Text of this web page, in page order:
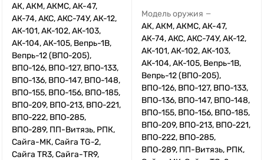
АК, АКМ, АКМС, АК-47,
АК-74, АКС, АКС-74У, АК-12,
АК-101, АК-102, АК-103,
АК-104, АК-105, Вепрь-1В,
Вепрь-12 (ВПО-205),
ВПО-126, ВПО-127, ВПО-133,
ВПО-136, ВПО-147, ВПО-148,
ВПО-155, ВПО-156, ВПО-185,
ВПО-209, ВПО-213, ВПО-221,
ВПО-222, ВПО-285,
ВПО-289, ПП-Витязь, РПК,
Сайга-МК, Сайга TG-2,
Сайга TR3, Сайга-TR9,
Модель оружия —
АК, АКМ, АКМС, АК-47,
АК-74, АКС, АКС-74У, АК-12,
АК-101, АК-102, АК-103,
АК-104, АК-105, Вепрь-1В,
Вепрь-12 (ВПО-205),
ВПО-126, ВПО-127, ВПО-133,
ВПО-136, ВПО-147, ВПО-148,
ВПО-155, ВПО-156, ВПО-185,
ВПО-209, ВПО-213, ВПО-221,
ВПО-222, ВПО-285,
ВПО-289, ПП-Витязь, РПК,